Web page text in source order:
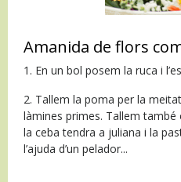
Amanida de flors
1. En un bol posem la ruca i
2. Tallem la poma per la
làmines primes. Tallem
la ceba tendra a juliana i la
l’ajuda d’un pelador...